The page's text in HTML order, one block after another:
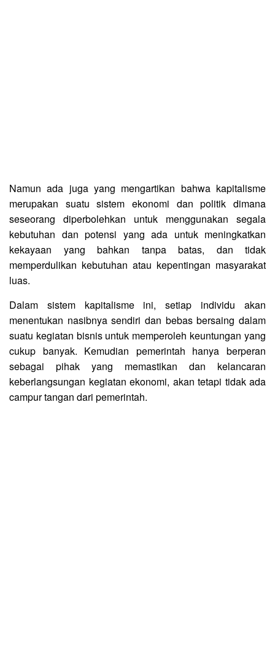
Namun ada juga yang mengartikan bahwa kapitalisme
merupakan suatu sistem ekonomi dan politik dimana
seseorang diperbolehkan untuk menggunakan segala
kebutuhan dan potensi yang ada untuk meningkatkan
kekayaan yang bahkan tanpa batas, dan tidak
memperdulikan kebutuhan atau kepentingan masyarakat
luas.
Dalam sistem kapitalisme ini, setiap individu akan
menentukan nasibnya sendiri dan bebas bersaing dalam
suatu kegiatan bisnis untuk memperoleh keuntungan yang
cukup banyak. Kemudian pemerintah hanya berperan
sebagai pihak yang memastikan dan kelancaran
keberlangsungan kegiatan ekonomi, akan tetapi tidak ada
campur tangan dari pemerintah.